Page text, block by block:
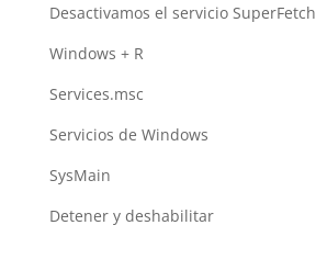
Desactivamos el servicio SuperFetch
Windows + R
Services.msc
Servicios de Windows
SysMain
Detener y deshabilitar